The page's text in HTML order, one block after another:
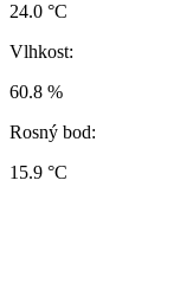
24.0 °C
Vlhkost:
60.8 %
Rosný bod:
15.9 °C